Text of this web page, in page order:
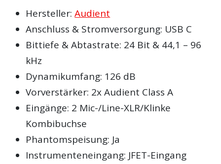
Hersteller:Audient
Anschluss & Stromversorgung: USB C
Bittiefe & Abtastrate: 24 Bit & 44,1 – 96
kHz
Dynamikumfang: 126 dB
Vorverstärker: 2x Audient Class A
Eingänge: 2 Mic-/Line-XLR/Klinke
Kombibuchse
Phantomspeisung: Ja
Instrumenteneingang: JFET-Eingang